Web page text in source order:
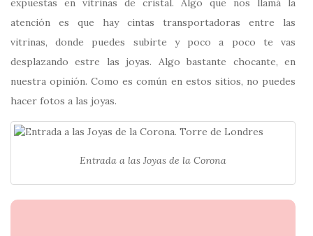
expuestas en vitrinas de cristal. Algo que nos llamá la
atención es que hay cintas transportadoras entre las
vitrinas, donde puedes subirte y poco a poco te vas
desplazando estre las joyas. Algo bastante chocante, en
nuestra opinión. Como es común en estos sitios, no puedes
hacer fotos a las joyas.
Entrada a las Joyas de la Corona